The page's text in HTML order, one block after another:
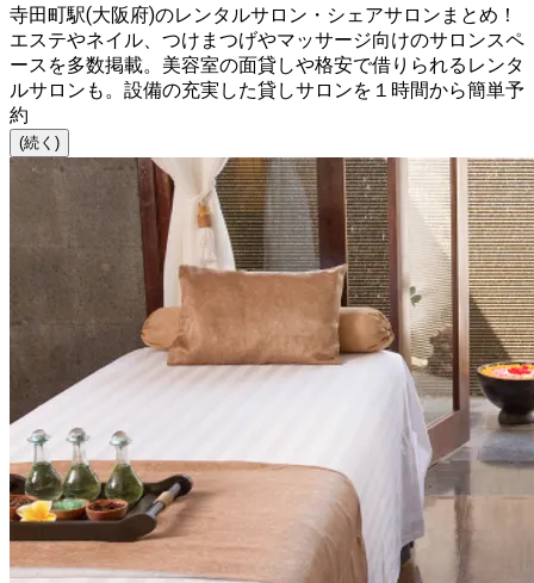
寺田町駅(大阪府)のレンタルサロン・シェアサロンまとめ！
エステやネイル、つけまつげやマッサージ向けのサロンスペ
ースを多数掲載。美容室の面貸しや格安で借りられるレンタ
ルサロンも。設備の充実した貸しサロンを１時間から簡単予
約
(続く)